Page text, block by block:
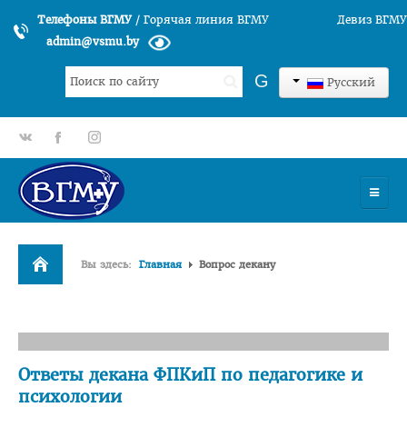
Телефоны ВГМУ/ Горячая линия ВГМУ
Девиз ВГМУ
admin@vsmu.by
Русский
Искать... G
gp fb tt
УНИВЕРСИТЕТ
Факультеты
Лечебный
Вы здесь: Главная Вопрос декану
Ответы декана ФПКиП по педагогике и
психологии